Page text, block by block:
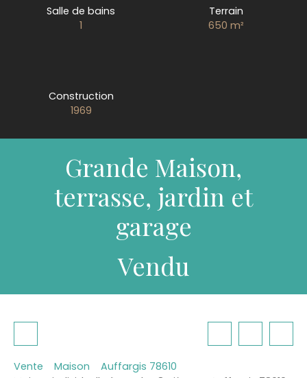
Salle de bains
1
Terrain
650 m²
Construction
1969
Grande Maison,
terrasse, jardin et
garage
Vendu
Vente Maison
Auffargis 78610